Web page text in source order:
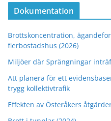
Dokumentation
Brottskoncentration,
flerbostadshus (2026)
Miljöer där Sprängningar
Att planera för ett
trygg kollektivtrafik
Effekten av Österåkers